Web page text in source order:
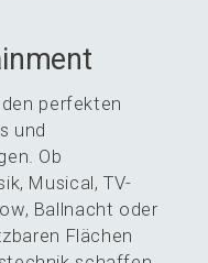
perfek­ten
und
Ob
Musical, TV-
Ballnacht oder
Flächen